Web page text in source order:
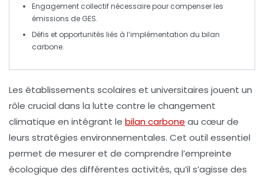
Engagement collectifnécessaire pour compenser les
émissions de GES.
Défis et opportunités liés à l’implémentation du bilan
carbone.
Les établissements scolaires et universitaires jouent un
rôle crucial dans la lutte contre le changement
climatique en intégrant le bilan carbone au cœur de
leurs stratégies environnementales. Cet outil essentiel
permet de mesurer et de comprendre l’empreinte
écologique des différentes activités, qu’il s’agisse des